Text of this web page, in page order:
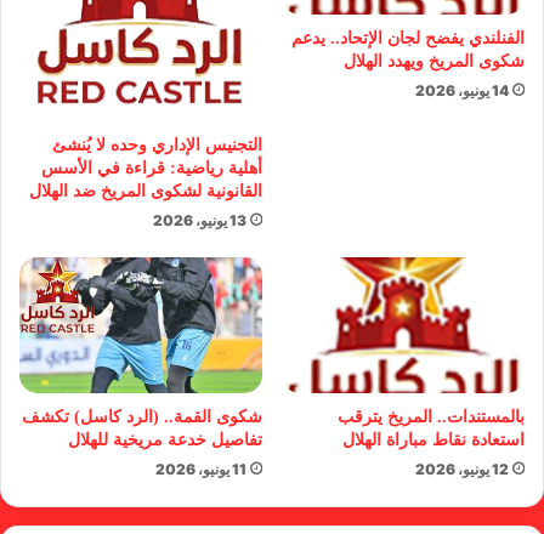
الفنلندي يفضح لجان الإتحاد.. يدعم
شكوى المريخ ويهدد الهلال
14 يونيو، 2026
التجنيس الإداري وحده لا يُنشئ
أهلية رياضية: قراءة في الأسس
القانونية لشكوى المريخ ضد الهلال
13 يونيو، 2026
بالمستندات.. المريخ يترقب
استعادة نقاط مباراة الهلال
12 يونيو، 2026
شكوى القمة.. (الرد كاسل) تكشف
تفاصيل خدعة مريخية للهلال
11 يونيو، 2026